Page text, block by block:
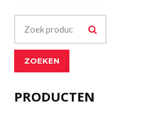
ZOEKEN
PRODUCTEN